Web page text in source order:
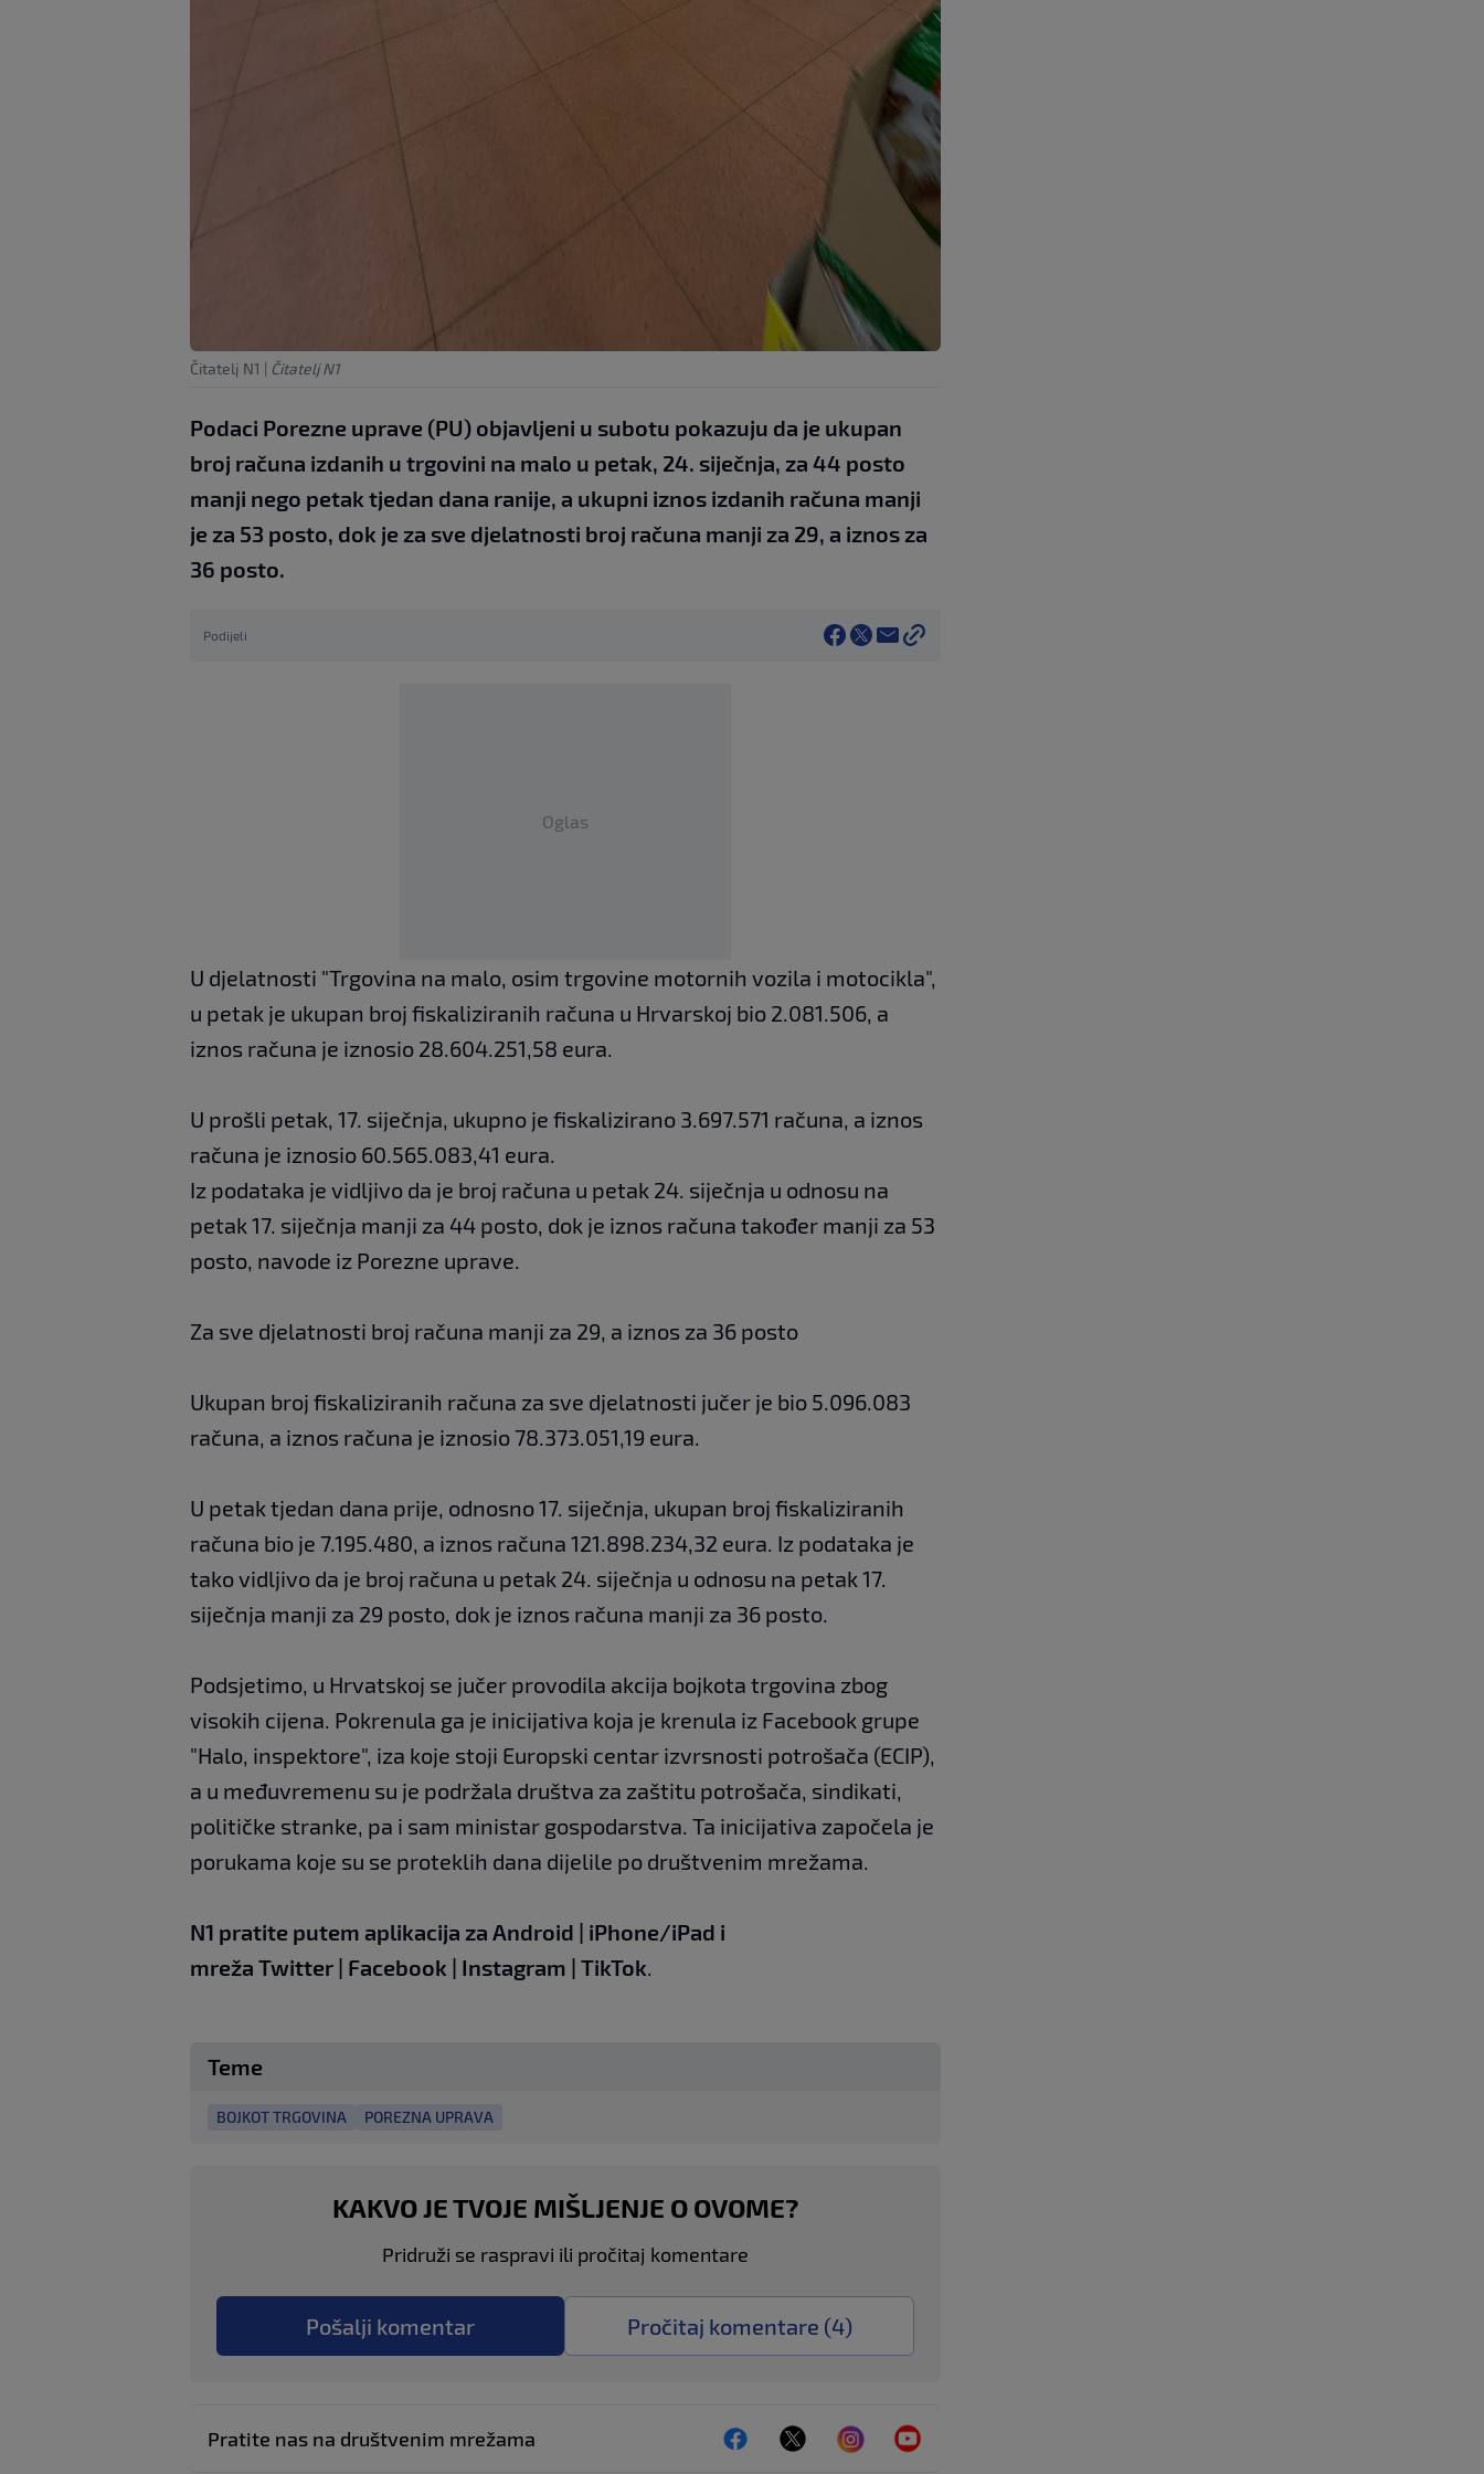
Čitatelj N1 | Čitatelj N1
Podaci Porezne uprave (PU) objavljeni u subotu pokazuju da je ukupan
broj računa izdanih u trgovini na malo u petak, 24. siječnja, za 44 posto
manji nego petak tjedan dana ranije, a ukupni iznos izdanih računa manji
je za 53 posto, dok je za sve djelatnosti broj računa manji za 29, a iznos za
36 posto.
Podijeli
Oglas
U djelatnosti "Trgovina na malo, osim trgovine motornih vozila i motocikla",
u petak je ukupan broj fiskaliziranih računa u Hrvarskoj bio 2.081.506, a
iznos računa je iznosio 28.604.251,58 eura.
U prošli petak, 17. siječnja, ukupno je fiskalizirano 3.697.571 računa, a iznos
računa je iznosio 60.565.083,41 eura.
Iz podataka je vidljivo da je broj računa u petak 24. siječnja u odnosu na
petak 17. siječnja manji za 44 posto, dok je iznos računa također manji za 53
posto, navode iz Porezne uprave.
​​Za sve djelatnosti broj računa manji za 29, a iznos za 36 posto
Ukupan broj fiskaliziranih računa za sve djelatnosti jučer je bio 5.096.083
računa, a iznos računa je iznosio 78.373.051,19 eura.
U petak tjedan dana prije, odnosno 17. siječnja, ukupan broj fiskaliziranih
računa bio je 7.195.480, a iznos računa 121.898.234,32 eura. Iz podataka je
tako vidljivo da je broj računa u petak 24. siječnja u odnosu na petak 17.
siječnja manji za 29 posto, dok je iznos računa manji za 36 posto.
Podsjetimo, u Hrvatskoj se jučer provodila akcija bojkota trgovina zbog
visokih cijena. Pokrenula ga je inicijativa koja je krenula iz Facebook grupe
"Halo, inspektore", iza koje stoji Europski centar izvrsnosti potrošača (ECIP),
a u međuvremenu su je podržala društva za zaštitu potrošača, sindikati,
političke stranke, pa i sam ministar gospodarstva. Ta inicijativa započela je
porukama koje su se proteklih dana dijelile po društvenim mrežama.
N1 pratite putem aplikacija za Android | iPhone/iPad i
mreža Twitter | Facebook | Instagram | TikTok
Teme
BOJKOT TRGOVINA POREZNA UPRAVA
KAKVO JE TVOJE MIŠLJENJE O OVOME?
Pridruži se raspravi ili pročitaj komentare
Pošalji komentar Pročitaj komentare (4)
Pratite nas na društvenim mrežama